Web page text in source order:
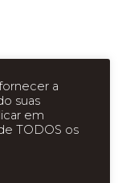
a
suas
em
TODOS os